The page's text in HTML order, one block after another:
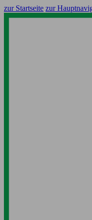
zur Startseite zur